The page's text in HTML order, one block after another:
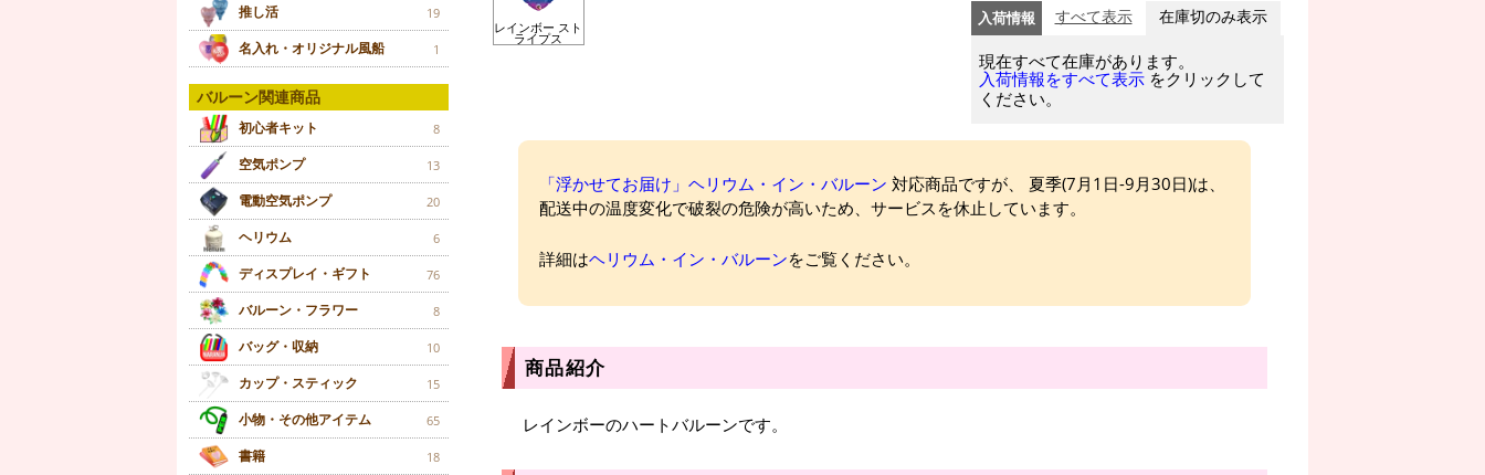
推し活 19
名入れ・オリジナル風船 1
バルーン関連商品
初心者キット 8
空気ポンプ 13
電動空気ポンプ 20
ヘリウム 6
ディスプレイ・ギフト 76
バルーン・フラワー 8
バッグ・収納 10
カップ・スティック 15
小物・その他アイテム 65
書籍 18
レインボー スト
ライプス
入荷情報 すべて表示 在庫切のみ表示
現在すべて在庫があります。
入荷情報をすべて表示 をクリックして
ください。
「浮かせてお届け」ヘリウム・イン・バルーン 対応商品ですが、 夏季(7月1日-9月30日)は、
配送中の温度変化で破裂の危険が高いため、サービスを休止しています。
詳細はヘリウム・イン・バルーンをご覧ください。
商品紹介
レインボーのハートバルーンです。